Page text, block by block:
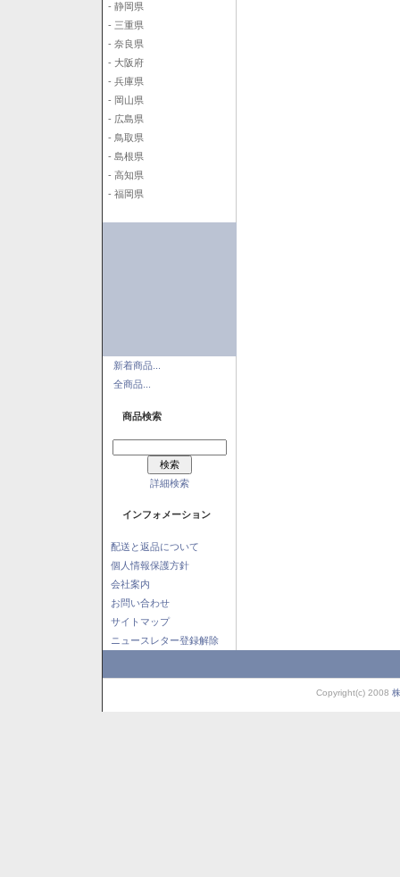
- 静岡県
- 三重県
- 奈良県
- 大阪府
- 兵庫県
- 岡山県
- 広島県
- 鳥取県
- 島根県
- 高知県
- 福岡県
新着商品...
全商品...
商品検索
詳細検索
インフォメーション
配送と返品について
個人情報保護方針
会社案内
お問い合わせ
サイトマップ
ニュースレター登録解除
Copyright(c) 2008